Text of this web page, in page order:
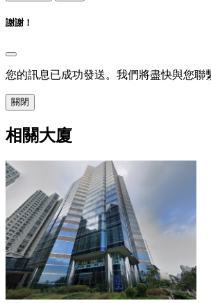
謝謝！
您的訊息已成功發送。我們將盡快與您聯
關閉
相關大廈